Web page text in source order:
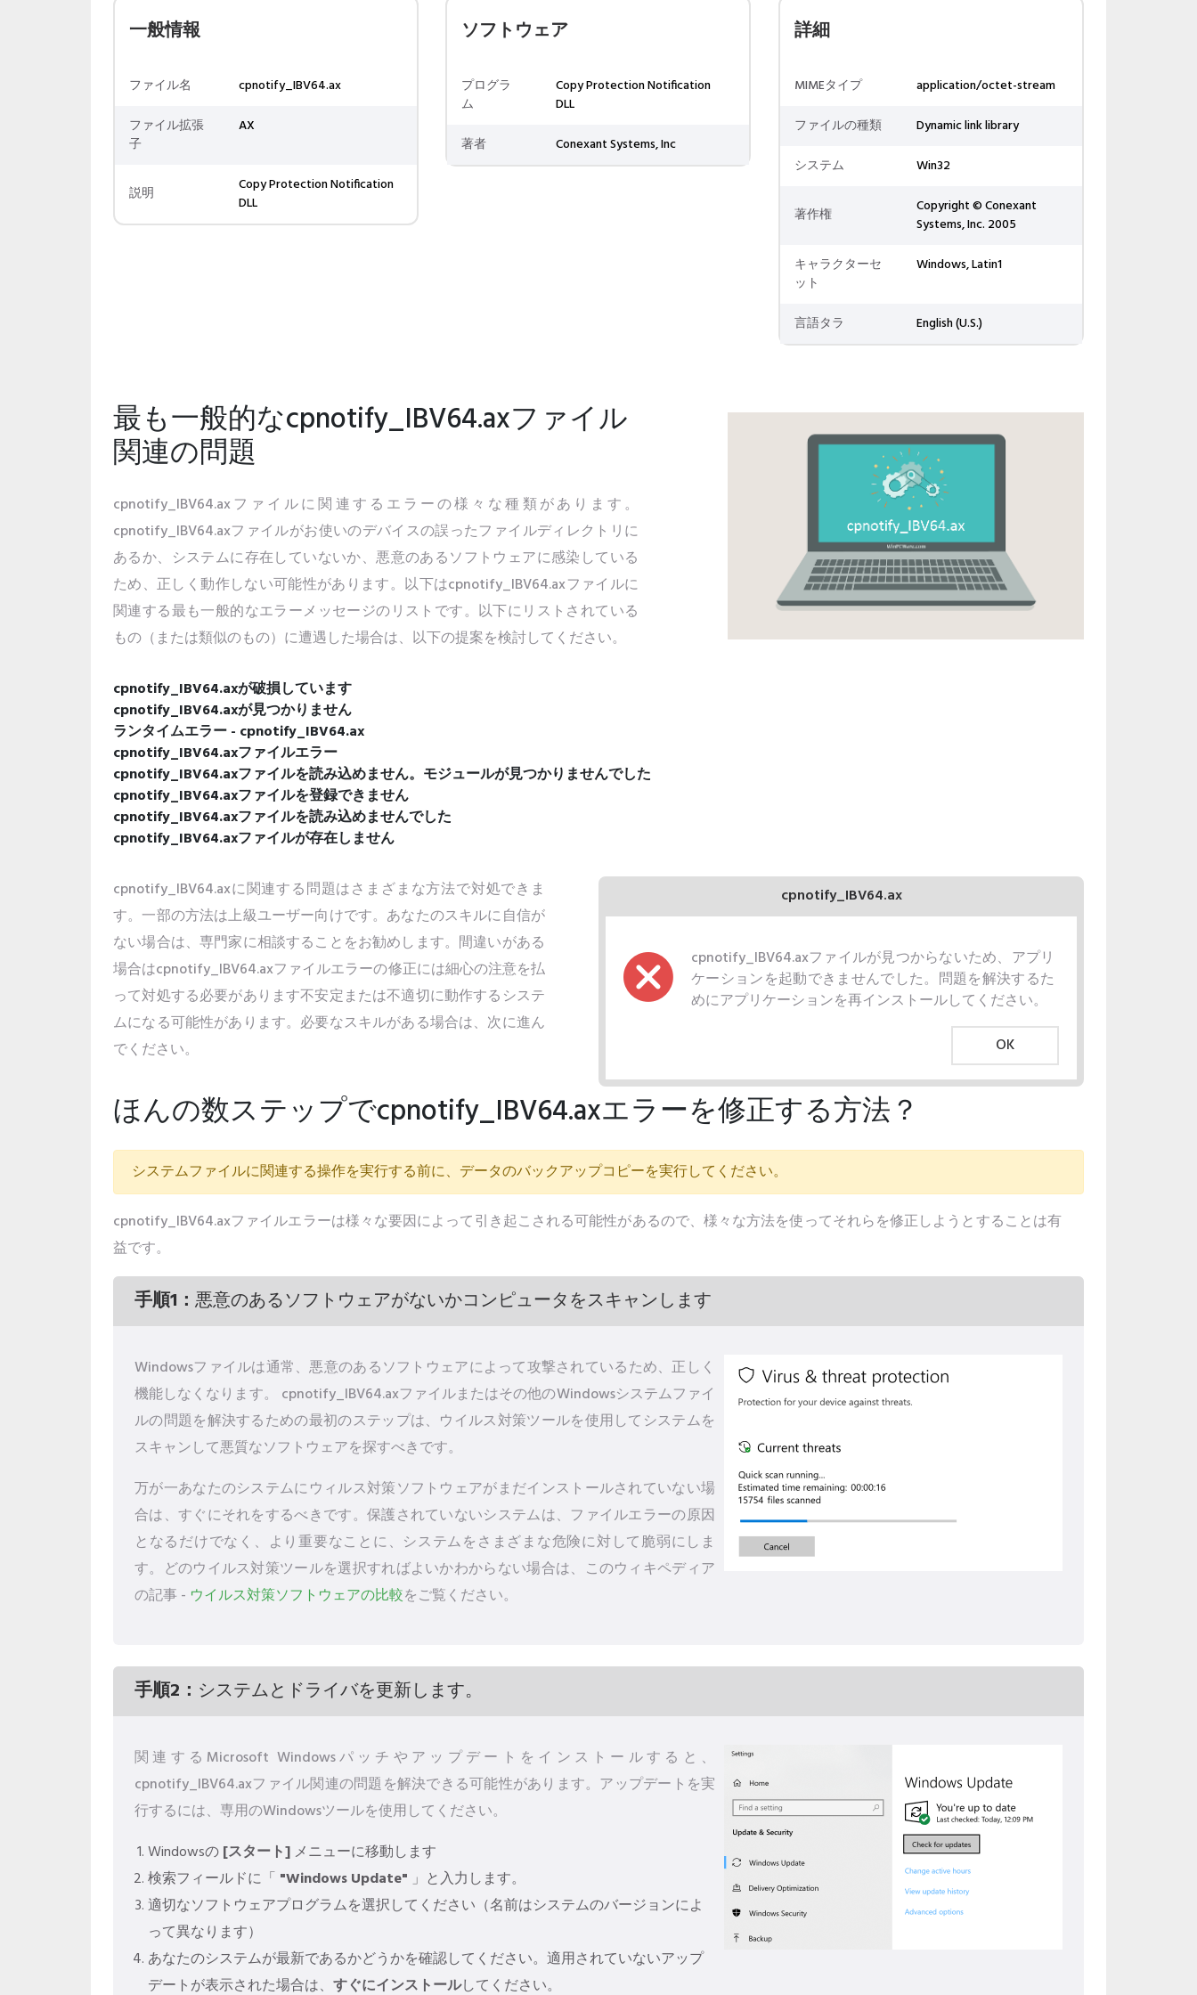
一般情報
ファイル名
cpnotify_IBV64.ax
ファイル拡張
子
AX
説明
Copy Protection Notification
DLL
ソフトウェア
プログラ
ム
Copy Protection Notification
DLL
著者
Conexant Systems, Inc
詳細
MIMEタイプ
application/octet-stream
ファイルの種類
Dynamic link library
システム
Win32
著作権
Copyright © Conexant
Systems, Inc. 2005
キャラクターセ
ット
Windows, Latin1
言語タラ English (U.S.)
最も一般的なcpnotify_IBV64.axファイル
関連の問題
cpnotify_IBV64.axファイルに関連するエラーの様々な種類があります。
cpnotify_IBV64.axファイルがお使いのデバイスの誤ったファイルディレクトリに
あるか、システムに存在していないか、悪意のあるソフトウェアに感染している
ため、正しく動作しない可能性があります。以下はcpnotify_IBV64.axファイルに
関連する最も一般的なエラーメッセージのリストです。以下にリストされている
もの（または類似のもの）に遭遇した場合は、以下の提案を検討してください。
cpnotify_IBV64.axが破損しています
cpnotify_IBV64.axが見つかりません
ランタイムエラー - cpnotify_IBV64.ax
cpnotify_IBV64.axファイルエラー
cpnotify_IBV64.axファイルを読み込めません。モジュールが見つかりませんでした
cpnotify_IBV64.axファイルを登録できません
cpnotify_IBV64.axファイルを読み込めませんでした
cpnotify_IBV64.axファイルが存在しません
cpnotify_IBV64.ax
cpnotify_IBV64.axファイルが見つからないため、アプリ
ケーションを起動できませんでした。問題を解決するた
めにアプリケーションを再インストールしてください。
OK
cpnotify_IBV64.axに関連する問題はさまざまな方法で対処できま
す。一部の方法は上級ユーザー向けです。あなたのスキルに自信が
ない場合は、専門家に相談することをお勧めします。間違いがある
場合はcpnotify_IBV64.axファイルエラーの修正には細心の注意を払
って対処する必要があります不安定または不適切に動作するシステ
ムになる可能性があります。必要なスキルがある場合は、次に進ん
でください。
ほんの数ステップでcpnotify_IBV64.axエラーを修正する方法？
システムファイルに関連する操作を実行する前に、データのバックアップコピーを実行してください。
cpnotify_IBV64.axファイルエラーは様々な要因によって引き起こされる可能性があるので、様々な方法を使ってそれらを修正しようとすることは有
益です。
手順1： 悪意のあるソフトウェアがないかコンピュータをスキャンします
Windowsファイルは通常、悪意のあるソフトウェアによって攻撃されているため、正しく
機能しなくなります。 cpnotify_IBV64.axファイルまたはその他のWindowsシステムファイ
ルの問題を解決するための最初のステップは、ウイルス対策ツールを使用してシステムを
スキャンして悪質なソフトウェアを探すべきです。
万が一あなたのシステムにウィルス対策ソフトウェアがまだインストールされていない場
合は、すぐにそれをするべきです。保護されていないシステムは、ファイルエラーの原因
となるだけでなく、より重要なことに、システムをさまざまな危険に対して脆弱にしま
す。どのウイルス対策ツールを選択すればよいかわからない場合は、このウィキペディア
の記事 - ウイルス対策ソフトウェアの比較をご覧ください。
手順2： システムとドライバを更新します。
関連するMicrosoft Windowsパッチやアップデートをインストールすると、
cpnotify_IBV64.axファイル関連の問題を解決できる可能性があります。アップデートを実
行するには、専用のWindowsツールを使用してください。
Windowsの[スタート] メニューに移動します
検索フィールドに「 "Windows Update" 」と入力します。
適切なソフトウェアプログラムを選択してください（名前はシステムのバージョンによ
って異なります）
あなたのシステムが最新であるかどうかを確認してください。適用されていないアップ
デートが表示された場合は、 すぐにインストールしてください。